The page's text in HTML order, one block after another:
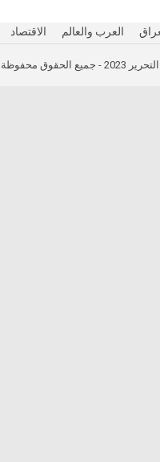
العرب والعالم الاقتصاد
الحقوق محفوظة